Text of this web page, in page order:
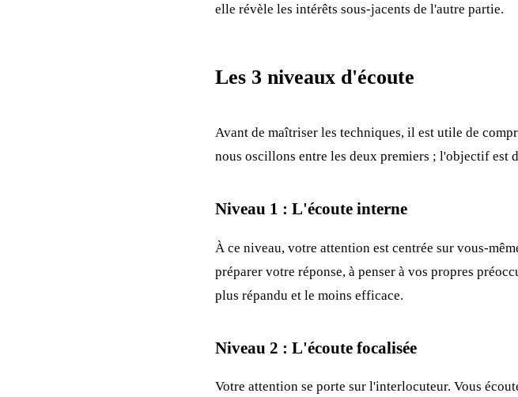
elle révèle les intérêts sous-jacents de l'autre partie.
Les 3 niveaux d'écoute
Avant de maîtriser les techniques, il est utile de
nous oscillons entre les deux premiers ; l'objectif est
Niveau 1 : L'écoute interne
À ce niveau, votre attention est centrée sur vous-
préparer votre réponse, à penser à vos propres
plus répandu et le moins efficace.
Niveau 2 : L'écoute focalisée
Votre attention se porte sur l'interlocuteur. Vous